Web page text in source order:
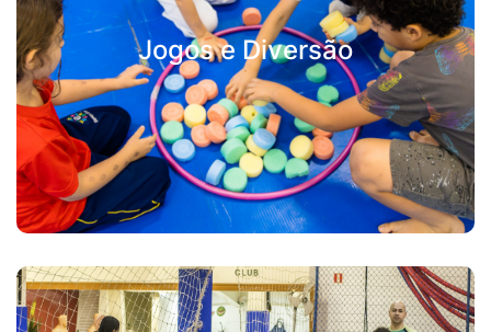
Jogos e Diversão